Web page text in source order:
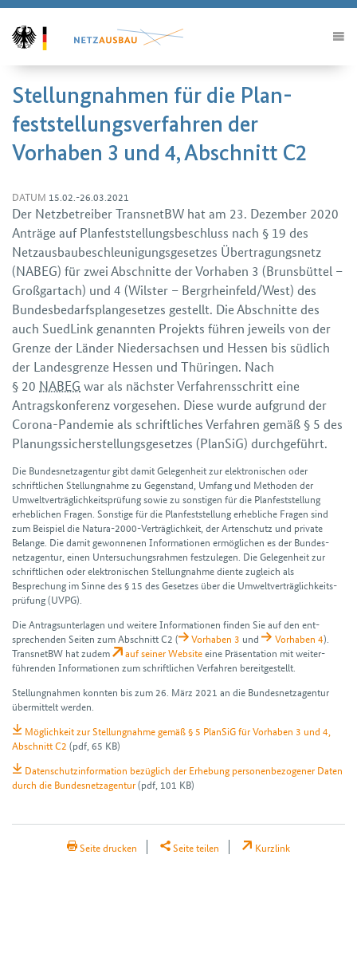
Stellungnahmen für die Plan­
feststellungs­verfahren der
Vorhaben 3 und 4, Abschnitt C2
DATUM 15.02.-26.03.2021
Der Netzbetreiber TransnetBW hat am 23. Dezember 2020
Anträge auf Plan­feststellungs­beschluss nach § 19 des
Netzausbau­beschleunigungs­gesetzes Übertragungs­netz
(NABEG) für zwei Abschnitte der Vorhaben 3 (Brunsbüttel –
Großgartach) und 4 (Wilster – Bergrheinfeld/West) des
Bundes­bedarfsplan­gesetzes gestellt. Die Abschnitte des
auch SuedLink genannten Projekts führen jeweils von der
Grenze der Länder Nieder­sachsen und Hessen bis südlich
der Landesgrenze Hessen und Thüringen. Nach
§ 20 NABEG war als nächster Verfahrens­schritt eine
Antrags­konferenz vorgesehen. Diese wurde aufgrund der
Corona-Pandemie als schriftliches Verfahren gemäß § 5 des
Planungs­sicherstellungs­gesetzes (PlanSiG) durchgeführt.
Die Bundes­netz­agentur gibt damit Gelegen­heit zur elektronischen oder
schriftlichen Stellung­nahme zu Gegen­stand, Umfang und Methoden der
Umwelt­verträglichkeits­prüfung sowie zu sonstigen für die Plan­feststellung
erheblichen Fragen. Sonstige für die Plan­feststellung erhebliche Fragen sind
zum Beispiel die Natura-2000-Verträglich­keit, der Artenschutz und private
Belange. Die damit gewonnenen Informationen ermöglichen es der Bundes­
netz­agentur, einen Unter­suchungs­rahmen festzulegen. Die Gelegen­heit zur
schriftlichen oder elektronischen Stellung­nahme diente zugleich als
Besprechung im Sinne des § 15 des Gesetzes über die Umwelt­verträglichkeits­
prüfung (UVPG).
Die Antragsunterlagen und weitere Informationen finden Sie auf den ent­
sprechenden Seiten zum Abschnitt C2 (
Vorhaben 3 und Vorhaben 4).
TransnetBW hat zudem
auf seiner Websiteeine Präsentation mit weiter­
führenden Informationen zum schriftlichen Verfahren bereitgestellt.
Stellungnahmen konnten bis zum 26. März 2021 an die Bundesnetzagentur
übermittelt werden.
Möglichkeit zur Stellungnahme gemäß § 5 PlanSiG für Vorhaben 3 und 4,
Abschnitt C2 (pdf, 65 KB)
Datenschutzinformation bezüglich der Erhebung personenbezogener Daten
durch die Bundesnetzagentur(pdf, 101 KB)
Seite drucken Seite teilen Kurzlink